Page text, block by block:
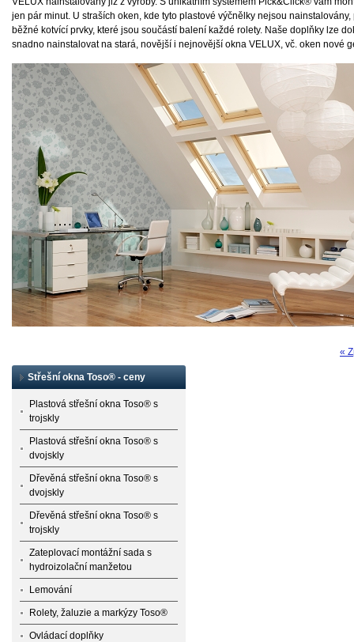
jen pár minut. U straších oken, kde tyto plastové výčnělky nejsou nainstalovány,
běžné kotvící prvky, které jsou součástí balení každé rolety. Naše doplňky lze
snadno nainstalovat na stará, novější i nejnovější okna VELUX, vč. oken nové
«
Střešní okna Toso® - ceny
Plastová střešní okna Toso® s
trojskly
Plastová střešní okna Toso® s
dvojskly
Dřevěná střešní okna Toso® s
dvojskly
Dřevěná střešní okna Toso® s
trojskly
Zateplovací montážní sada s
hydroizolační manžetou
Lemování
Rolety, žaluzie a markýzy Toso®
Ovládací doplňky